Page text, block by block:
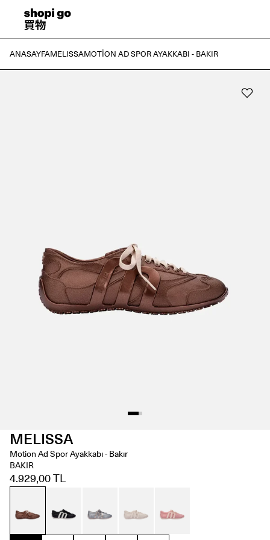
ANASAYFAMELISSAMOTION AD SPOR AYAKKABI - BAKIR
MELISSA
Motion Ad Spor Ayakkabı - Bakır
BAKIR
4.929,00 TL